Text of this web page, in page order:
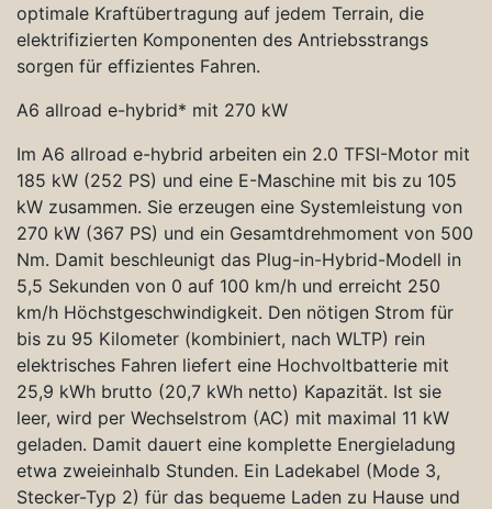
optimale Kraftübertragung auf jedem Terrain, die
elektrifizierten Komponenten des Antriebsstrangs
sorgen für effizientes Fahren.
A6 allroad e-hybrid* mit 270 kW
Im A6 allroad e-hybrid arbeiten ein 2.0 TFSI-Motor mit
185 kW (252 PS) und eine E-Maschine mit bis zu 105
kW zusammen. Sie erzeugen eine Systemleistung von
270 kW (367 PS) und ein Gesamtdrehmoment von 500
Nm. Damit beschleunigt das Plug-in-Hybrid-Modell in
5,5 Sekunden von 0 auf 100 km/h und erreicht 250
km/h Höchstgeschwindigkeit. Den nötigen Strom für
bis zu 95 Kilometer (kombiniert, nach WLTP) rein
elektrisches Fahren liefert eine Hochvoltbatterie mit
25,9 kWh brutto (20,7 kWh netto) Kapazität. Ist sie
leer, wird per Wechselstrom (AC) mit maximal 11 kW
geladen. Damit dauert eine komplette Energieladung
etwa zweieinhalb Stunden. Ein Ladekabel (Mode 3,
Stecker-Typ 2) für das bequeme Laden zu Hause und